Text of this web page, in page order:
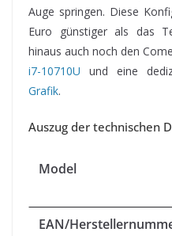
Auge springen. Diese
Euro günstiger als das
hinaus auch noch den
i7-10710U und eine
Grafik.
Auszug der technischen
Model
EAN/